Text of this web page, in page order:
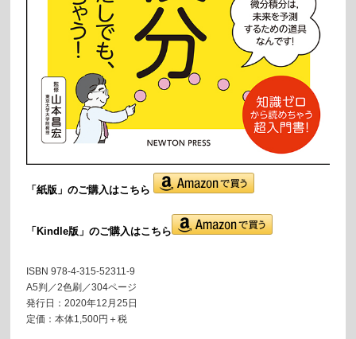
「紙版」のご購入はこちら
「Kindle版」のご購入はこちら
ISBN 978-4-315-52311-9
A5判／2色刷／304ページ
発行日：2020年12月25日
定価：本体1,500円＋税